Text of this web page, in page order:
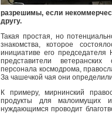
разрешимы, если
другу.
Такая простая, но
знакомства, которое
инициативе его
представители
персонала космодрома,
За чашечкой чая они
К примеру, мирнинский
продукты для малоимущих
нуждающимся проводит